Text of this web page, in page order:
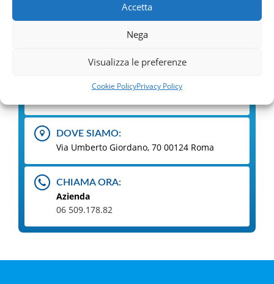
Accetta
Nega
Visualizza le preferenze
Cookie PolicyPrivacy Policy
COME CONTATTARCI
Lun-Ven: 09 - 18
DOVE SIAMO:
Via Umberto Giordano, 70 00124 Roma
CHIAMA ORA:
Azienda
06 509.178.82